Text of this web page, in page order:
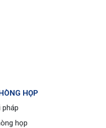
HỌP
pháp
họp